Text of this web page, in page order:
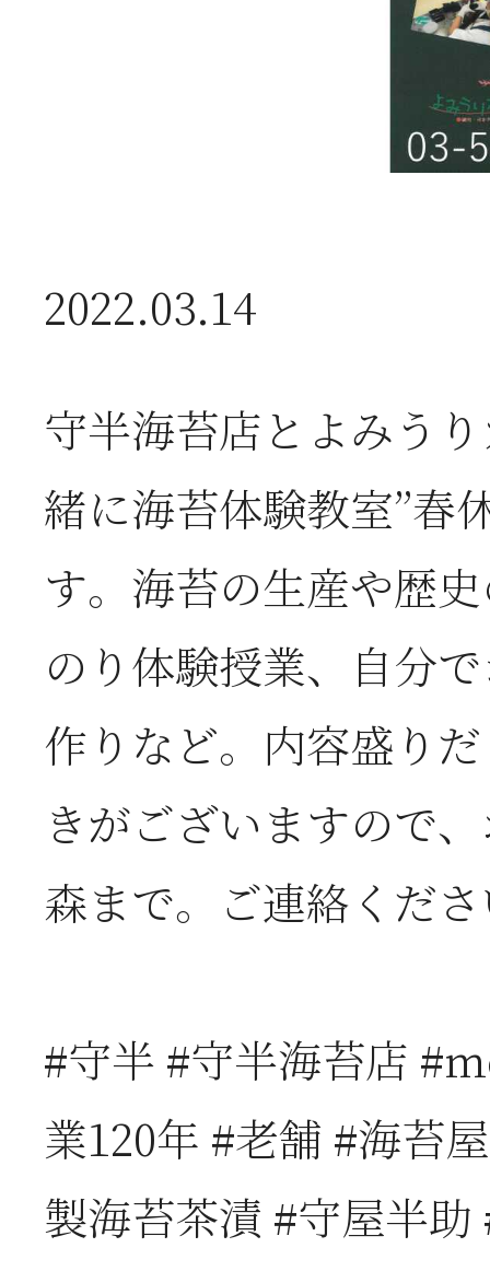
2026年07月08日
2026年07月01日
2026年06月28日
2026年06月05日
2026年06月03日
2026年05月23日
6
2022.03.14
守半海苔店とよみう
緒に海苔体験教室”春
す。海苔の生産や歴
のり体験授業、自分
作りなど。内容盛り
きがございますので
森まで。ご連絡くだ
#守半 #守半海苔店
業120年 #老舗 #海苔
製海苔茶漬 #守屋半